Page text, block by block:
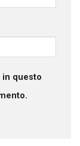
in questo